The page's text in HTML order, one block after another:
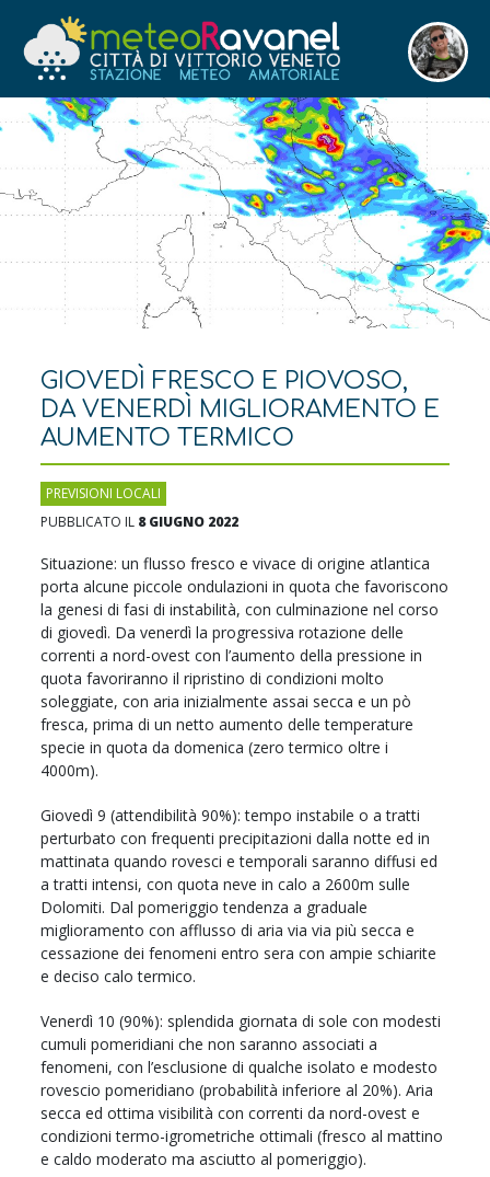
GIOVEDÌ FRESCO E PIOVOSO,
DA VENERDÌ MIGLIORAMENTO E
AUMENTO TERMICO
PREVISIONI LOCALI
PUBBLICATO IL 8 GIUGNO 2022
Situazione: un flusso fresco e vivace di origine atlantica
porta alcune piccole ondulazioni in quota che favoriscono
la genesi di fasi di instabilità, con culminazione nel corso
di giovedì. Da venerdì la progressiva rotazione delle
correnti a nord-ovest con l’aumento della pressione in
quota favoriranno il ripristino di condizioni molto
soleggiate, con aria inizialmente assai secca e un pò
fresca, prima di un netto aumento delle temperature
specie in quota da domenica (zero termico oltre i
4000m).
Giovedì 9 (attendibilità 90%): tempo instabile o a tratti
perturbato con frequenti precipitazioni dalla notte ed in
mattinata quando rovesci e temporali saranno diffusi ed
a tratti intensi, con quota neve in calo a 2600m sulle
Dolomiti. Dal pomeriggio tendenza a graduale
miglioramento con afflusso di aria via via più secca e
cessazione dei fenomeni entro sera con ampie schiarite
e deciso calo termico.
Venerdì 10 (90%): splendida giornata di sole con modesti
cumuli pomeridiani che non saranno associati a
fenomeni, con l’esclusione di qualche isolato e modesto
rovescio pomeridiano (probabilità inferiore al 20%). Aria
secca ed ottima visibilità con correnti da nord-ovest e
condizioni termo-igrometriche ottimali (fresco al mattino
e caldo moderato ma asciutto al pomeriggio).